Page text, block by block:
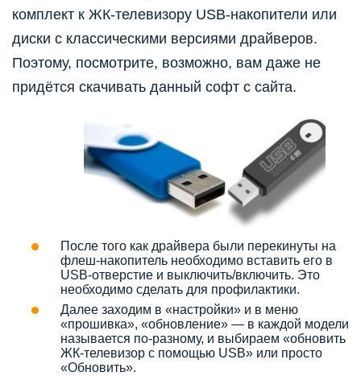
комплект к ЖК-телевизору USB-накопители или
диски с классическими версиями драйверов.
Поэтому, посмотрите, возможно, вам даже не
придётся скачивать данный софт с сайта.
После того как драйвера были перекинуты на
флеш-накопитель необходимо вставить его в
USB-отверстие и выключить/включить. Это
необходимо сделать для профилактики.
Далее заходим в «настройки» и в меню
«прошивка», «обновление» — в каждой модели
называется по-разному, и выбираем «обновить
ЖК-телевизор с помощью USB» или просто
«Обновить».